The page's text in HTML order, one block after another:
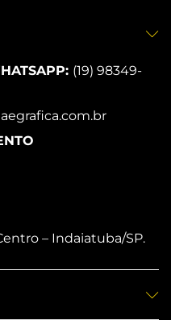
(19) 98349-
– Indaiatuba/SP.